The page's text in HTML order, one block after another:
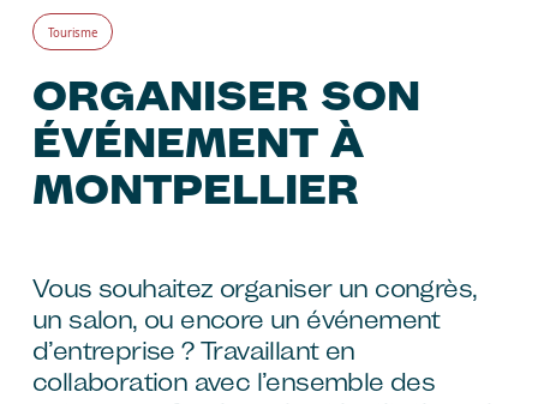
Tourisme
ORGANISER SON
ÉVÉNEMENT À
MONTPELLIER
Vous souhaitez organiser un congrès,
un salon, ou encore un événement
d’entreprise ? Travaillant en
collaboration avec l’ensemble des